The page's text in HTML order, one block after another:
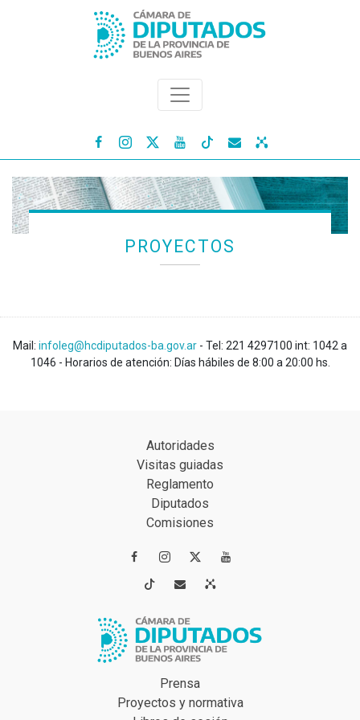
   
PROYECTOS
Mail: infoleg@hcdiputados-ba.gov.ar - Tel: 221 4297100 int: 1042 a
1046 - Horarios de atención: Días hábiles de 8:00 a 20:00 hs.
Autoridades
Visitas guiadas
Reglamento
Diputados
Comisiones
 
 
Prensa
Proyectos y normativa